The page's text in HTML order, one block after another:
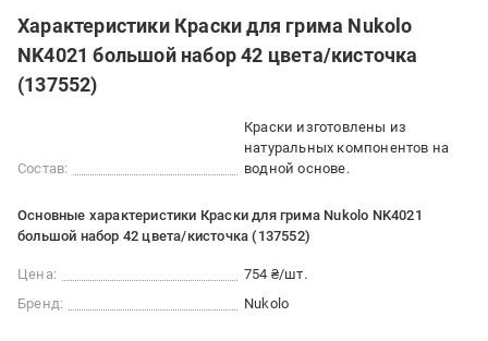
Характеристики Краски для грима Nukolo
NK4021 большой набор 42 цвета/кисточка
(137552)
Состав:
Краски изготовлены из
натуральных компонентов на
водной основе.
Основные характеристики Краски для грима Nukolo NK4021
большой набор 42 цвета/кисточка (137552)
Цена:
754 ₴/шт.
Бренд:
Nukolo